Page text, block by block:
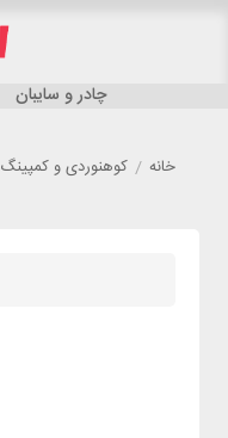
چادر و سایبان
خانه / کوهنوردی و کمپینگ